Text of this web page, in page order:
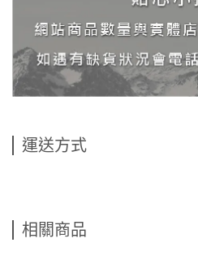
運送方式
相關商品